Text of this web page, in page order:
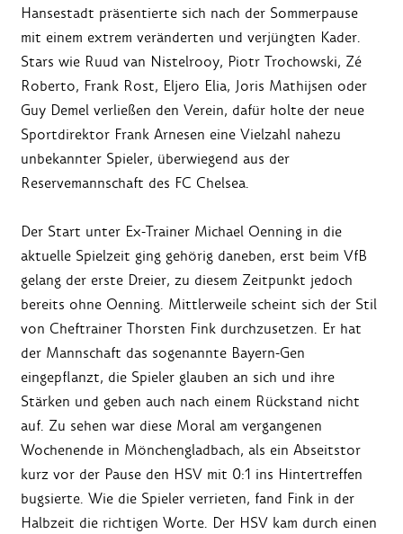
Hansestadt präsentierte sich nach der Sommerpause
mit einem extrem veränderten und verjüngten Kader.
Stars wie Ruud van Nistelrooy, Piotr Trochowski, Zé
Roberto, Frank Rost, Eljero Elia, Joris Mathijsen oder
Guy Demel verließen den Verein, dafür holte der neue
Sportdirektor Frank Arnesen eine Vielzahl nahezu
unbekannter Spieler, überwiegend aus der
Reservemannschaft des FC Chelsea.
Der Start unter Ex-Trainer Michael Oenning in die
aktuelle Spielzeit ging gehörig daneben, erst beim VfB
gelang der erste Dreier, zu diesem Zeitpunkt jedoch
bereits ohne Oenning. Mittlerweile scheint sich der Stil
von Cheftrainer Thorsten Fink durchzusetzen. Er hat
der Mannschaft das sogenannte Bayern-Gen
eingepflanzt, die Spieler glauben an sich und ihre
Stärken und geben auch nach einem Rückstand nicht
auf. Zu sehen war diese Moral am vergangenen
Wochenende in Mönchengladbach, als ein Abseitstor
kurz vor der Pause den HSV mit 0:1 ins Hintertreffen
bugsierte. Wie die Spieler verrieten, fand Fink in der
Halbzeit die richtigen Worte. Der HSV kam durch einen